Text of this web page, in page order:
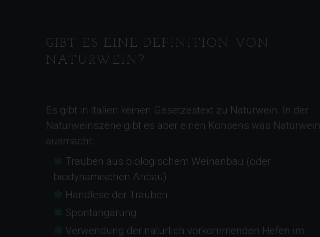
GIBT ES EINE DEFINITION VON
NATURWEIN?
Es gibt in Italien keinen Gesetzestext zu Naturwein. In der
Naturweinszene gibt es aber einen Konsens was Naturwein
ausmacht:
Trauben aus biologischem Weinanbau (oder
biodynamischen Anbau)
Handlese der Trauben
Spontangärung
Verwendung der natürlich vorkommenden Hefen im